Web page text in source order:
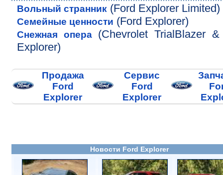
Вольный странник(Ford Explorer Limited)
Семейные ценности (Ford Explorer)
Снежная опера(Chevrolet TrialBlazer &
Explorer)
Продажа
Ford
Explorer
Сервис
Ford
Explorer
Новости Ford Explorer